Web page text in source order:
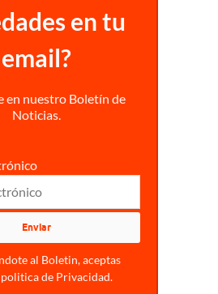
en tu
email?
en nuestro Boletín de
Noticias.
al Boletin, aceptas
de Privacidad.